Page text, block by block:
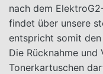
nach dem
findet über unsere
entspricht somit
Die Rücknahme
Tonerkartuschen